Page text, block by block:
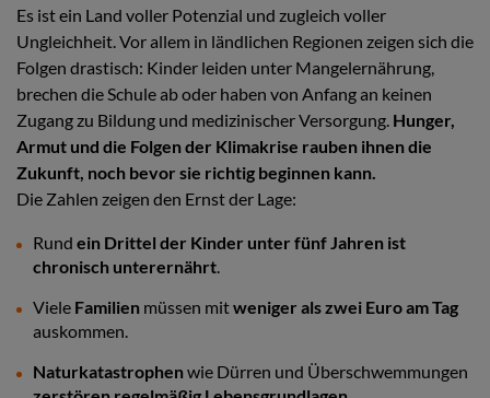
Es ist ein Land voller Potenzial und zugleich voller
Ungleichheit. Vor allem in ländlichen Regionen zeigen sich die
Folgen drastisch: Kinder leiden unter Mangelernährung,
brechen die Schule ab oder haben von Anfang an keinen
Zugang zu Bildung und medizinischer Versorgung. Hunger,
Armut und die Folgen der Klimakrise rauben ihnen die
Zukunft, noch bevor sie richtig beginnen kann.
Die Zahlen zeigen den Ernst der Lage:
Rund ein Drittel der Kinder unter fünf Jahren ist
chronisch unterernährt.
Viele Familien müssen mitweniger als zwei Euro am Tag
auskommen.
Naturkatastrophenwie Dürren und Überschwemmungen